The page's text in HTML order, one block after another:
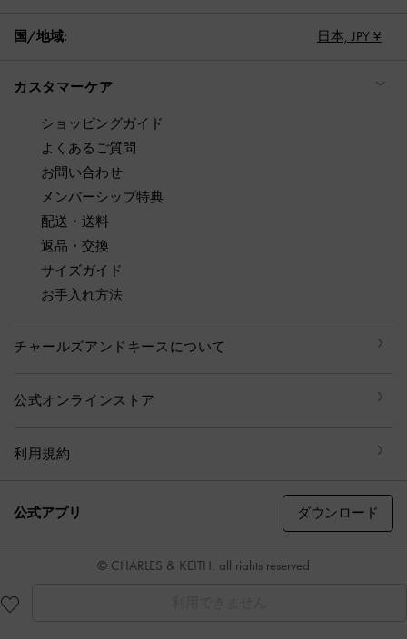
国/地域: 日本, JPY ¥
カスタマーケア
ショッピングガイド
よくあるご質問
お問い合わせ
メンバーシップ特典
配送・送料
返品・交換
サイズガイド
お手入れ方法
チャールズアンドキースについて
公式オンラインストア
利用規約
公式アプリ ダウンロード
© CHARLES & KEITH, all rights reserved